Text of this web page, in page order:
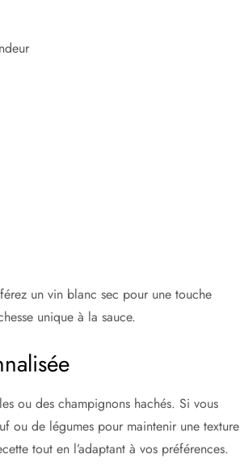
un vin blanc sec pour une touche
unique à la sauce.
ou des champignons hachés. Si vous
ou de légumes pour maintenir une texture
tout en l’adaptant à vos préférences.